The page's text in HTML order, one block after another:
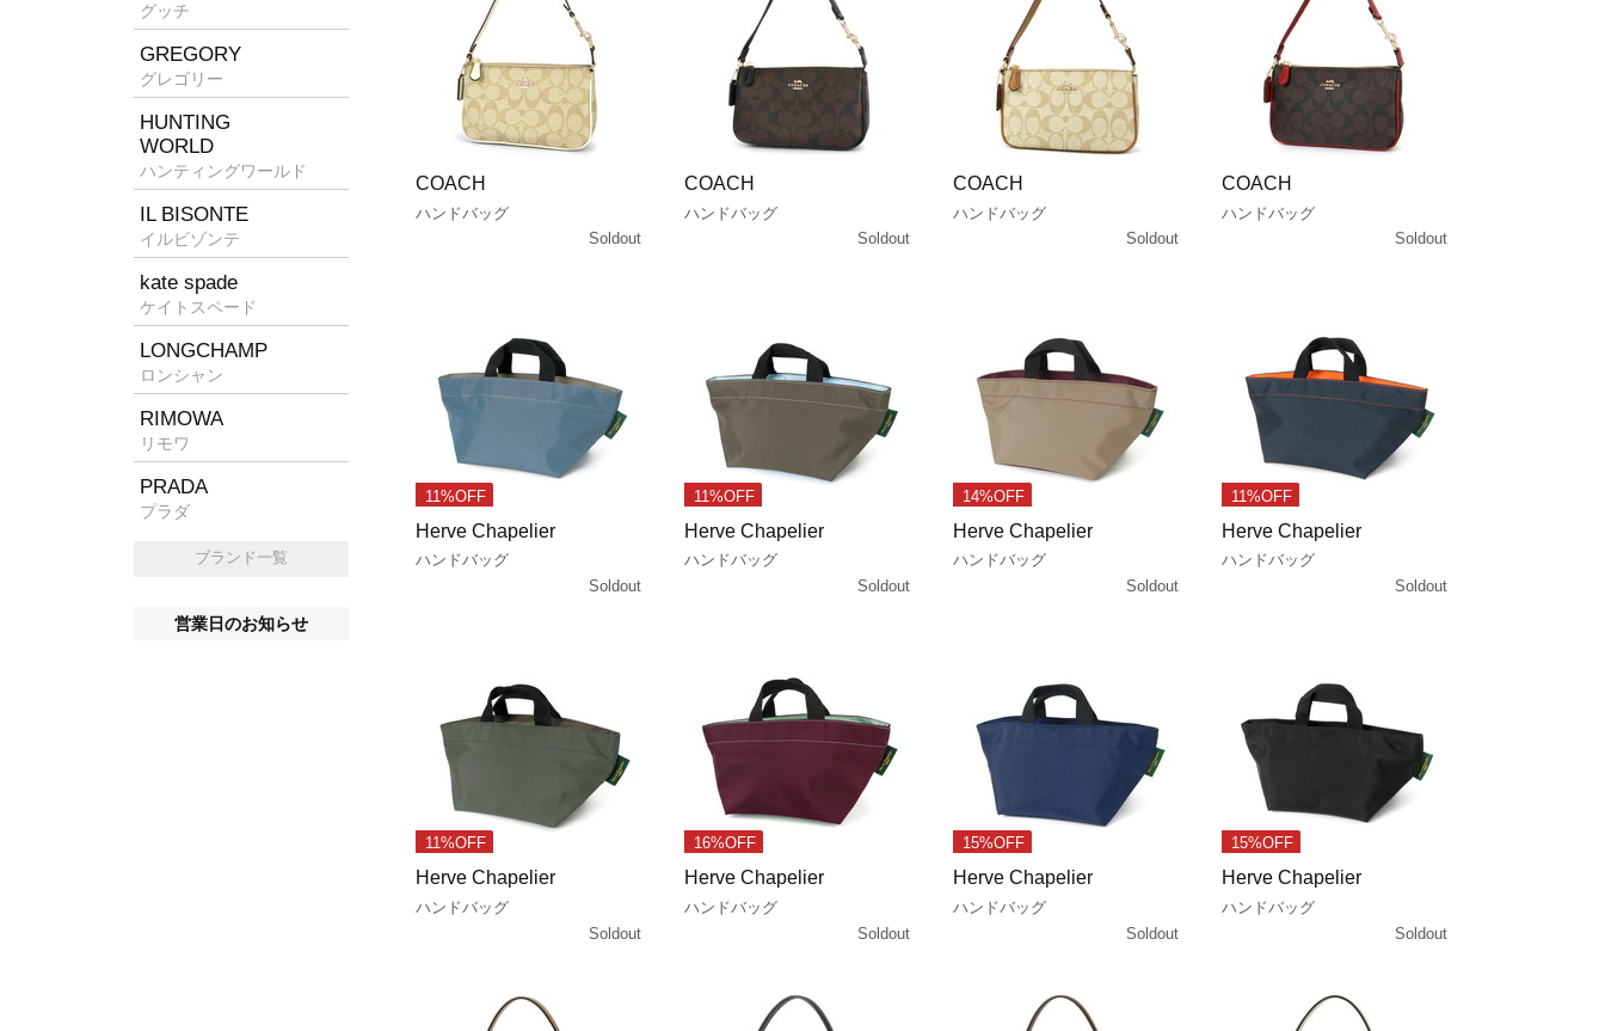
COACH
ハンドバッグ
Soldout
COACH
ハンドバッグ
Soldout
COACH
ハンドバッグ
Soldout
COACH
ハンドバッグ
Soldout
11%OFF
Herve Chapelier
ハンドバッグ
Soldout
11%OFF
Herve Chapelier
ハンドバッグ
Soldout
14%OFF
Herve Chapelier
ハンドバッグ
Soldout
11%OFF
Herve Chapelier
ハンドバッグ
Soldout
11%OFF
Herve Chapelier
ハンドバッグ
Soldout
16%OFF
Herve Chapelier
ハンドバッグ
Soldout
15%OFF
Herve Chapelier
ハンドバッグ
Soldout
15%OFF
Herve Chapelier
ハンドバッグ
Soldout
グッチ
GREGORY
グレゴリー
HUNTING
WORLD
ハンティングワールド
IL BISONTE
イルビゾンテ
kate spade
ケイトスペード
LONGCHAMP
ロンシャン
RIMOWA
リモワ
PRADA
プラダ
ブランド一覧
営業日のお知らせ